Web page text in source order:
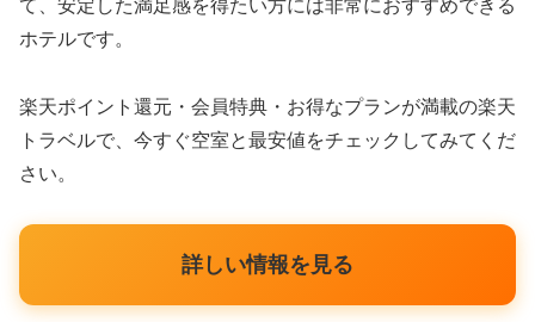
て、安定した満足感を得たい方には非常におすすめできる
ホテルです。
楽天ポイント還元・会員特典・お得なプランが満載の楽天
トラベルで、今すぐ空室と最安値をチェックしてみてくだ
さい。
詳しい情報を見る